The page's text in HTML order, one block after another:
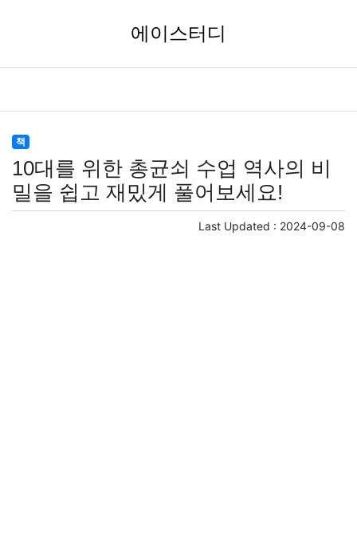
에이스터디
책
10대를 위한 총균쇠 수업 역사의 비
밀을 쉽고 재밌게 풀어보세요!
Last Updated : 2024-09-08